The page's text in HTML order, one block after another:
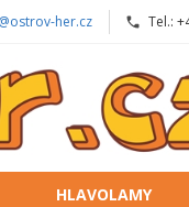
her.cz Tel.:
HLAVOLAMY